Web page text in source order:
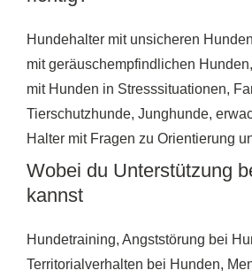
Hundehalter mit unsicheren
mit geräuschempfindlichen
mit Hunden in Stresssituationen,
Tierschutzhunde, Junghunde,
Halter mit Fragen zu Orientierung
Wobei du Unterstützung
kannst
Hundetraining, Angststörung bei
Territorialverhalten bei Hunden,